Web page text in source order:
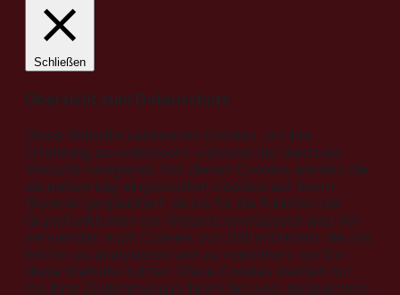
Schließen
Übersicht zum Datenschutz
Diese Website verwendet Cookies, um Ihre
Erfahrung zu verbessern, während Sie durch die
Website navigieren. Von diesen Cookies werden die
als notwendig eingestuften Cookies auf Ihrem
Browser gespeichert, da sie für die Funktion der
Grundfunktionen der Website unerlässlich sind. Wir
verwenden auch Cookies von Drittanbietern, die uns
helfen, zu analysieren und zu verstehen, wie Sie
diese Website nutzen. Diese Cookies werden nur
mit Ihrer Zustimmung in Ihrem Browser gespeichert.